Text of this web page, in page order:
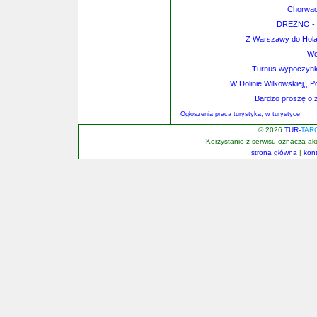
DREZNO -
Z Warszawy do
Turnus
W Dolinie Wilkowskiej,,
Bardzo proszę o
Ogłoszenia praca turystyka, w turystyce
© 2026 TUR-
Korzystanie z serwisu oznacza
strona główna |